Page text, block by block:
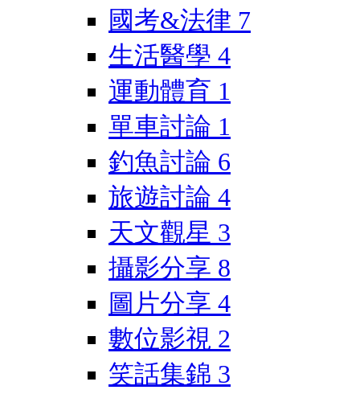
國考&法律 7
生活醫學 4
運動體育 1
單車討論 1
釣魚討論 6
旅遊討論 4
天文觀星 3
攝影分享 8
圖片分享 4
數位影視 2
笑話集錦 3